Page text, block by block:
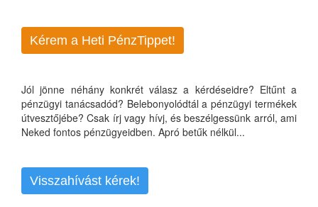
Kérem a Heti PénzTippet!
Jól jönne néhány konkrét válasz a kérdéseidre? Eltűnt a
pénzügyi tanácsadód? Belebonyolódtál a pénzügyi termékek
útvesztőjébe? Csak írj vagy hívj, és beszélgessünk arról, ami
Neked fontos pénzügyeidben. Apró betűk nélkül...
Visszahívást kérek!